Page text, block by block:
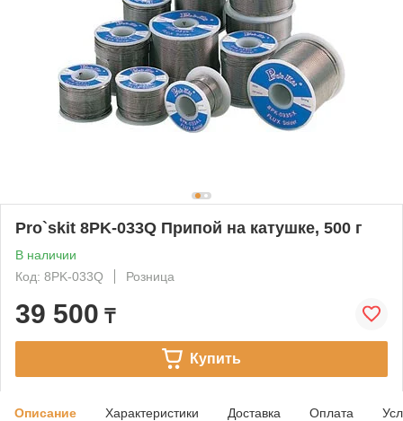
Pro`skit 8PK-033Q Припой на катушке, 500 г
В наличии
Код: 8PK-033Q
Розница
39 500 ₸
Купить
Описание Характеристики Доставка Оплата